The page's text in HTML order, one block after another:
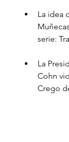
La idea
serie:
La
Cohn
Crego